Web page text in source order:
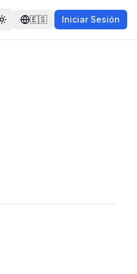
Toggle theme
🇪🇸 Iniciar Sesión